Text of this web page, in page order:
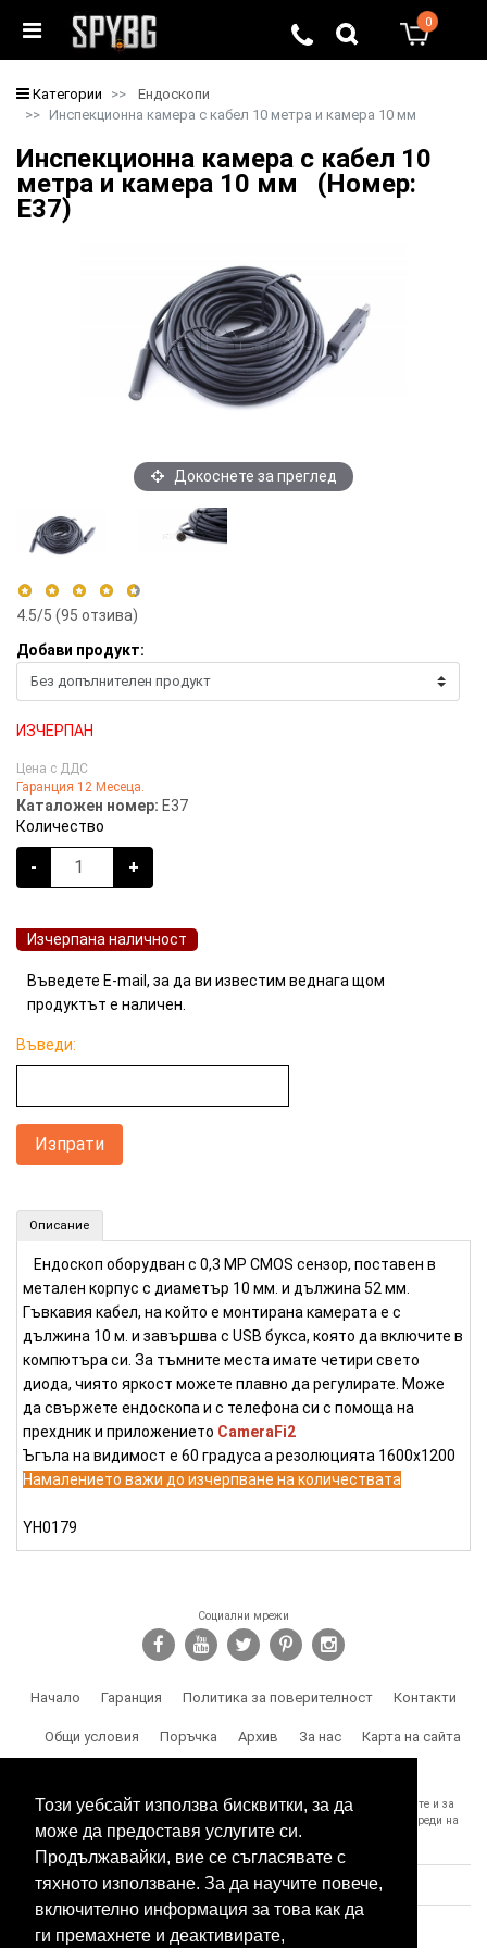
Този уебсайт използва бисквитки, за да
може да предоставя услугите си.
Продължавайки, вие се съгласявате с
тяхното използване. За да научите повече,
включително информация за това как да
ги премахнете и деактивирате,
0
Категории
Ендоскопи
Инспекционна камера с кабел 10 метра и камера 10 мм
Инспекционна камера с кабел 10
метра и камера 10 мм (Номер:
E37)
Докоснете за преглед
4.5/5 (95 отзива)
5 stars
4 stars
51%
3 stars
1 star
Добави продукт:
ИЗЧЕРПАН
Цена с ДДС
Гаранция 12 Месеца.
Каталожен номер: E37
Количество
- +
Изчерпана наличност
Въведете E-mail, за да ви известим веднага щом
продуктът е наличен.
Въведи:
Описание
Ендоскоп оборудван с 0,3 МР CMOS сензор, поставен в
метален корпус с диаметър 10 мм. и дължина 52 мм.
Гъвкавия кабел, на който е монтирана камерата е с
дължина 10 м. и завършва с USB букса, която да включите в
компютъра си. За тъмните места имате четири свето
диода, чиято яркост можете плавно да регулирате. Може
да свържете ендоскопа и с телефона си с помоща на
прехдник и приложението CameraFi2
Ъгъла на видимост е 60 градуса а резолюцията 1600х1200
Намалението важи до изчерпване на количествата
YH0179
Социални мрежи
Начало Гаранция Политика за поверителност Контакти
Общи условия Поръчка Архив За нас Карта на сайта
SPY.BG Ви напомня, че носите отговорност за използването на продуктите и за
спазване на законите, както и за злоумишлени и незаконни действия, вреди на
трети лица и др.